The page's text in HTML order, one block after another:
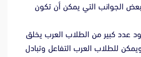
الجوانب التي يمكن أن تكون
عدد كبير من الطلاب العرب يخلق
للطلاب العرب التفاعل وتبادل